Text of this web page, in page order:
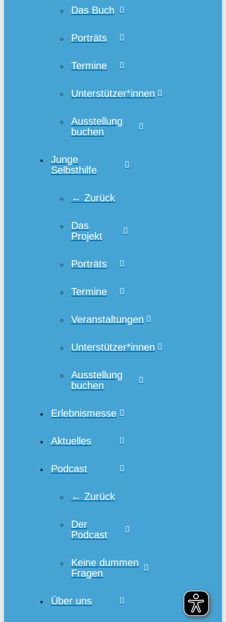
Das Buch
Porträts
Termine
Unterstützer*innen
Ausstellung
buchen
Junge
Selbsthilfe
← Zurück
Das
Projekt
Porträts
Termine
Veranstaltungen
Unterstützer*innen
Ausstellung
buchen
Erlebnismesse
Aktuelles
Podcast
← Zurück
Der
Podcast
Keine dummen
Fragen
Über uns